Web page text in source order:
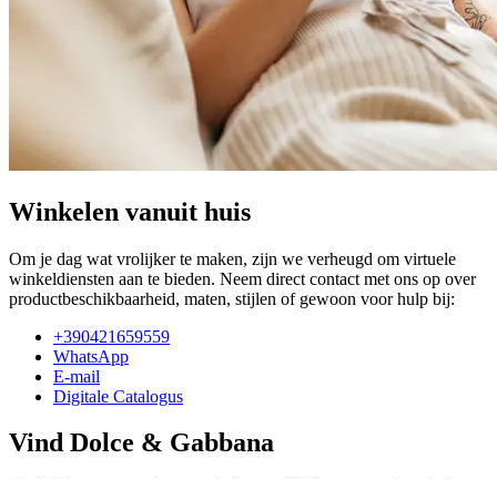
Winkelen vanuit huis
Om je dag wat vrolijker te maken, zijn we verheugd om virtuele
winkeldiensten aan te bieden. Neem direct contact met ons op over
productbeschikbaarheid, maten, stijlen of gewoon voor hulp bij:
+390421659559
WhatsApp
E-mail
Digitale Catalogus
Vind Dolce & Gabbana